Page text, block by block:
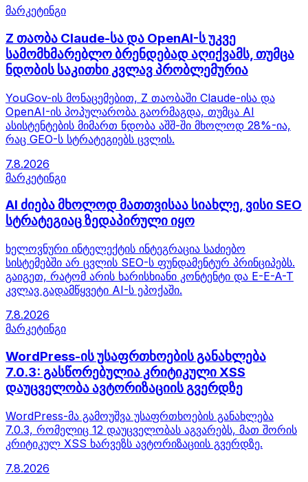
მარკეტინგი
Z თაობა Claude-სა და OpenAI-ს უკვე
სამომხმარებლო ბრენდებად აღიქვამს, თუმცა
ნდობის საკითხი კვლავ პრობლემურია
YouGov-ის მონაცემებით, Z თაობაში Claude-ისა და
OpenAI-ის პოპულარობა გაორმაგდა, თუმცა AI
ასისტენტების მიმართ ნდობა აშშ-ში მხოლოდ 28%-ია,
რაც GEO-ს სტრატეგიებს ცვლის.
7.8.2026
მარკეტინგი
AI ძიება მხოლოდ მათთვისაა სიახლე, ვისი SEO
სტრატეგიაც ზედაპირული იყო
ხელოვნური ინტელექტის ინტეგრაცია საძიებო
სისტემებში არ ცვლის SEO-ს ფუნდამენტურ პრინციპებს.
გაიგეთ, რატომ არის ხარისხიანი კონტენტი და E-E-A-T
კვლავ გადამწყვეტი AI-ს ეპოქაში.
7.8.2026
მარკეტინგი
WordPress-ის უსაფრთხოების განახლება
7.0.3: გასწორებულია კრიტიკული XSS
დაუცველობა ავტორიზაციის გვერდზე
WordPress-მა გამოუშვა უსაფრთხოების განახლება
7.0.3, რომელიც 12 დაუცველობას აგვარებს, მათ შორის
კრიტიკულ XSS ხარვეზს ავტორიზაციის გვერდზე.
7.8.2026